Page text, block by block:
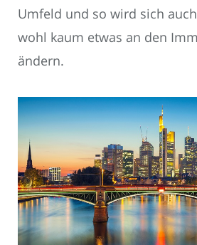
Umfeld und so wird sich
wohl kaum etwas an den
ändern.